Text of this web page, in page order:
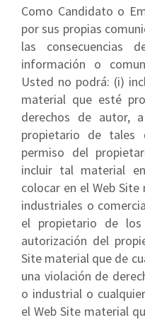
Como Candidato o
por sus propias
las consecuencias
información o
Usted no podrá: (i)
material que esté
derechos de autor,
propietario de tales
permiso del
incluir tal material
colocar en el Web
industriales o
el propietario de
autorización del
Site material que de
una violación de
o industrial o
el Web Site material